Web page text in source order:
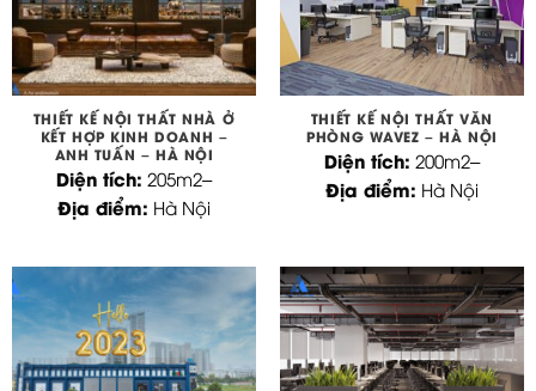
THIẾT KẾ NỘI THẤT NHÀ Ở
KẾT HỢP KINH DOANH –
ANH TUẤN – HÀ NỘI
Diện tích: 205m2–
Địa điểm: Hà Nội
THIẾT KẾ NỘI THẤT VĂN
PHÒNG WAVEZ – HÀ NỘI
Diện tích: 200m2–
Địa điểm: Hà Nội